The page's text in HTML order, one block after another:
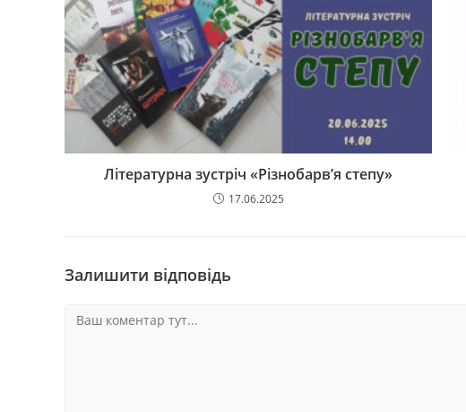
Літературна зустріч «Різнобарв’я степу»
17.06.2025
Залишити відповідь